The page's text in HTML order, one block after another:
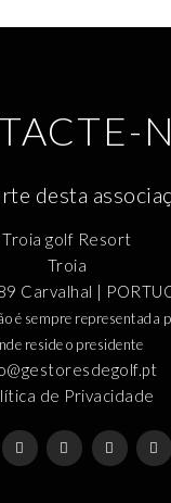
desta
Troia golf Resort
Troia
Carvalhal |
é sempre representada
reside o presidente
de Privacidade